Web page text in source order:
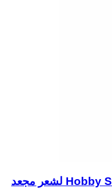
رغوة الشعر Hobby Style&Protect لشعر مجعد